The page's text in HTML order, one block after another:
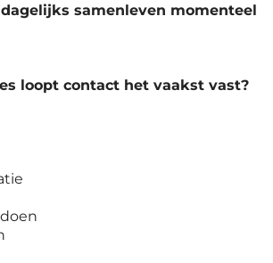
samenleven momenteel
loopt contact het vaakst vast?